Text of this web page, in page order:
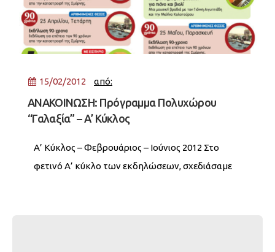
15/02/2012 από:
ΑΝΑΚΟΙΝΩΣΗ: Πρόγραμμα Πολυχώρου
“Γαλαξία” – Α’ Κύκλος
Α’ Κύκλος – Φεβρουάριος – Ιούνιος 2012 Στο
φετινό Α’ κύκλο των εκδηλώσεων, σχεδιάσαμε